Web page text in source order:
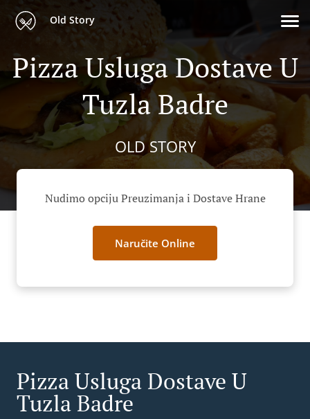
Old Story
Pizza Usluga Dostave U
Tuzla Badre
OLD STORY
Nudimo opciju Preuzimanja i Dostave Hrane
Naručite Online
Pizza Usluga Dostave U
Tuzla Badre